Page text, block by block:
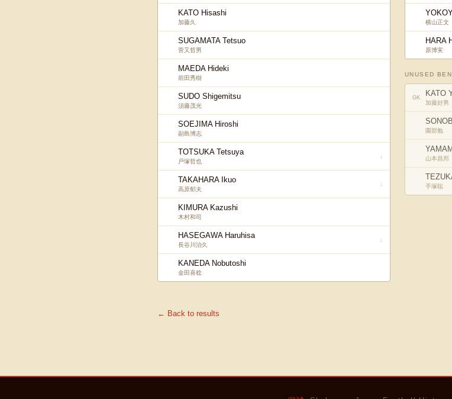
KATO Hisashi
加藤久
SUGAMATA Tetsuo
菅又哲男
MAEDA Hideki
前田秀樹
SUDO Shigemitsu
須藤茂光
SOEJIMA Hiroshi
副島博志
TOTSUKA Tetsuya
戸塚哲也
↓
TAKAHARA Ikuo
高原郁夫
↓
KIMURA Kazushi
木村和司
HASEGAWA Haruhisa
長谷川治久
↓
KANEDA Nobutoshi
金田喜稔
横山正文
HARA
原博実
UNUSED
GK KATO
加藤好男
園部勉
山本昌邦
手塚聡
← Back to results